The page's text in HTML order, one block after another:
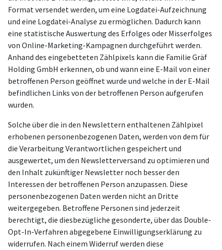
Format versendet werden, um eine Logdatei-Aufzeichnung
und eine Logdatei-Analyse zu ermöglichen. Dadurch kann
eine statistische Auswertung des Erfolges oder Misserfolges
von Online-Marketing-Kampagnen durchgeführt werden.
Anhand des eingebetteten Zählpixels kann die Familie Gräf
Holding GmbH erkennen, ob und wann eine E-Mail von einer
betroffenen Person geöffnet wurde und welche in der E-Mail
befindlichen Links von der betroffenen Person aufgerufen
wurden.
Solche über die in den Newslettern enthaltenen Zählpixel
erhobenen personenbezogenen Daten, werden von dem für
die Verarbeitung Verantwortlichen gespeichert und
ausgewertet, um den Newsletterversand zu optimieren und
den Inhalt zukünftiger Newsletter noch besser den
Interessen der betroffenen Person anzupassen. Diese
personenbezogenen Daten werden nicht an Dritte
weitergegeben. Betroffene Personen sind jederzeit
berechtigt, die diesbezügliche gesonderte, über das Double-
Opt-In-Verfahren abgegebene Einwilligungserklärung zu
widerrufen. Nach einem Widerruf werden diese